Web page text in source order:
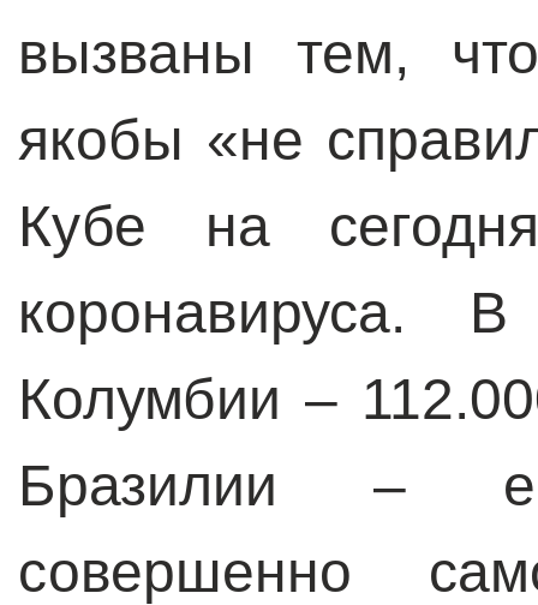
вызваны тем,
якобы «не
Кубе на
Колумбии –
Бразилии –
совершенно